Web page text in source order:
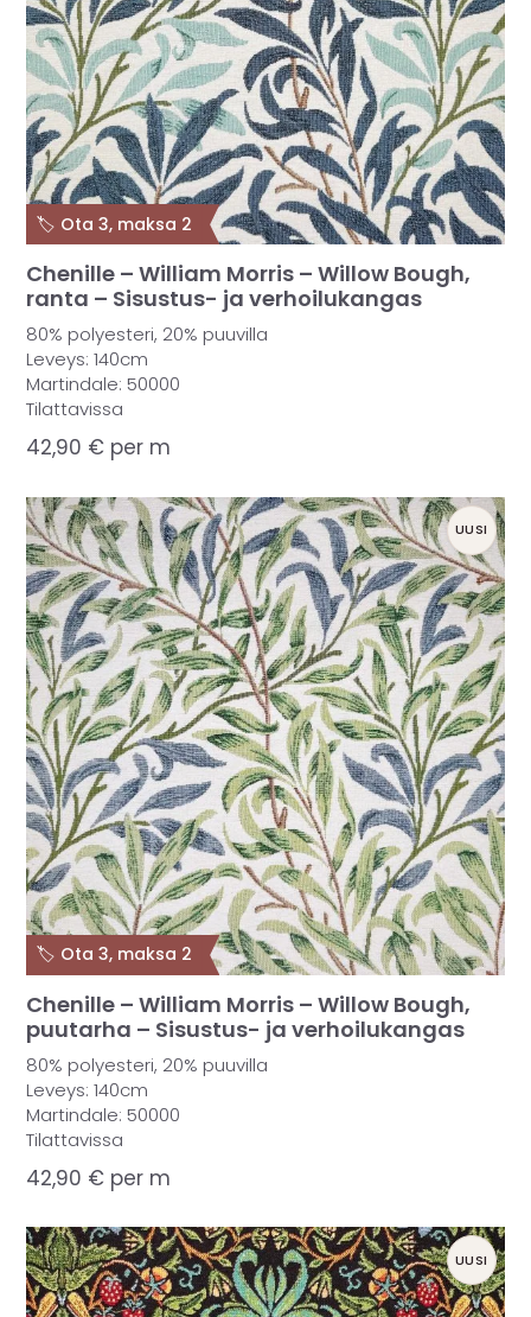
Chenille – William Morris – Willow Bough,
ranta – Sisustus- ja verhoilukangas
80% polyesteri, 20% puuvilla
Leveys: 140cm
Martindale: 50000
Tilattavissa
42,90 € per m
🏷️ Ota 3, maksa 2
Chenille – William Morris – Willow Bough,
puutarha – Sisustus- ja verhoilukangas
80% polyesteri, 20% puuvilla
Leveys: 140cm
Martindale: 50000
Tilattavissa
42,90 € per m
UUSI
🏷️ Ota 3, maksa 2
UUSI